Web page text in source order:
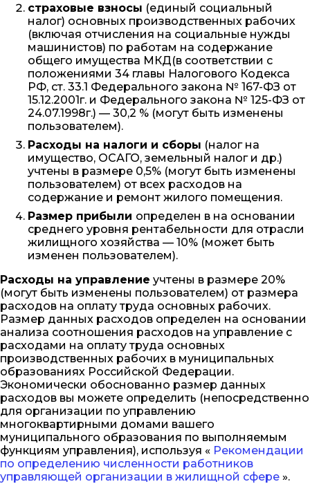
страховые взносы (единый социальный
налог) основных производственных рабочих
(включая отчисления на социальные нужды
машинистов) по работам на содержание
общего имущества МКД(в соответствии с
положениями 34 главы Налогового Кодекса
РФ, ст. 33.1 Федерального закона № 167-ФЗ от
15.12.2001г. и Федерального закона № 125-ФЗ от
24.07.1998г.) — 30,2 % (могут быть изменены
пользователем).
Расходы на налоги и сборы (налог на
имущество, ОСАГО, земельный налог и др.)
учтены в размере 0,5% (могут быть изменены
пользователем) от всех расходов на
содержание и ремонт жилого помещения.
Размер прибыли определен в на основании
среднего уровня рентабельности для отрасли
жилищного хозяйства — 10% (может быть
изменен пользователем).
Расходы на управление учтены в размере 20%
(могут быть изменены пользователем) от размера
расходов на оплату труда основных рабочих.
Размер данных расходов определен на основании
анализа соотношения расходов на управление с
расходами на оплату труда основных
производственных рабочих в муниципальных
образованиях Российской Федерации.
Экономически обоснованно размер данных
расходов вы можете определить (непосредственно
для организации по управлению
многоквартирными домами вашего
муниципального образования по выполняемым
функциям управления), используя « Рекомендации
по определению численности работников
управляющей организации в жилищной сфере ».